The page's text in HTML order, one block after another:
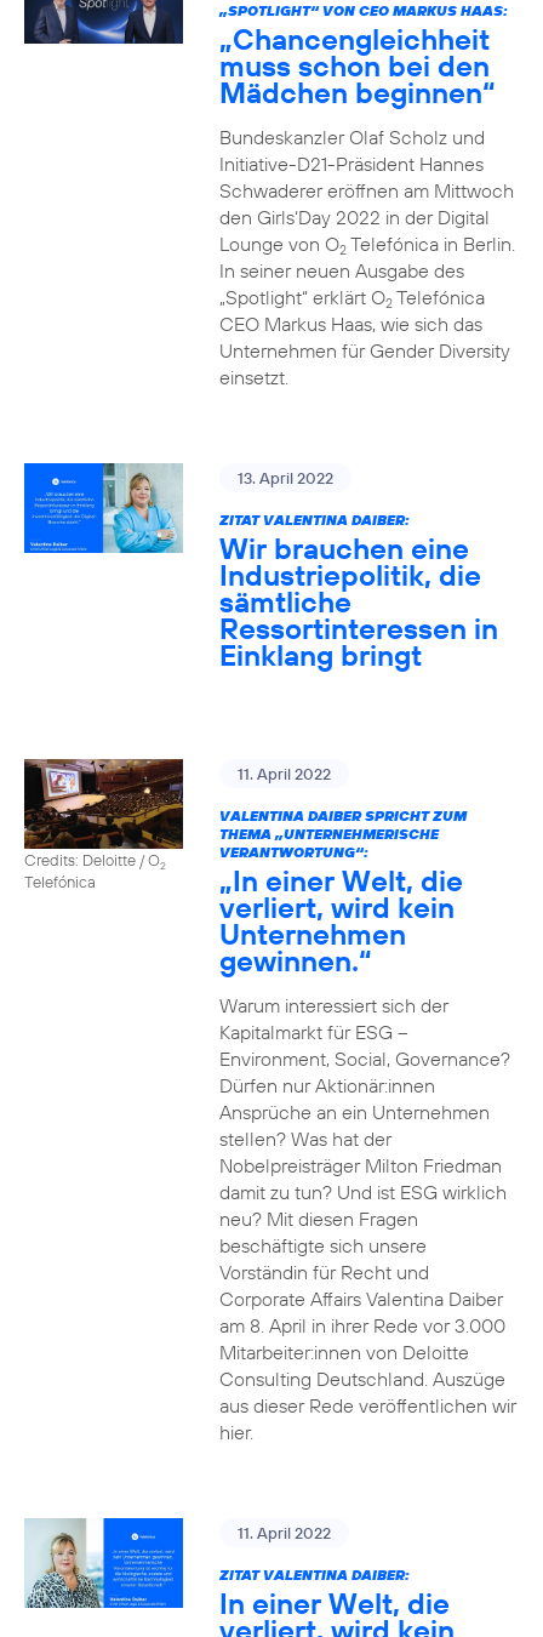
„SPOTLIGHT“ VON CEO MARKUS HAAS:
„Chancengleichheit
muss schon bei den
Mädchen beginnen“
Bundeskanzler Olaf Scholz und
Initiative-D21-Präsident Hannes
Schwaderer eröffnen am Mittwoch
den Girls‘Day 2022 in der Digital
Lounge von O2Telefónica in Berlin.
In seiner neuen Ausgabe des
„Spotlight“ erklärt O2Telefónica
CEO Markus Haas, wie sich das
Unternehmen für Gender Diversity
einsetzt.
13. April 2022
ZITAT VALENTINA DAIBER:
Wir brauchen eine
Industriepolitik, die
sämtliche
Ressortinteressen in
Einklang bringt
Credits: Deloitte / O2
Telefónica
11. April 2022
VALENTINA DAIBER SPRICHT ZUM
THEMA „UNTERNEHMERISCHE
VERANTWORTUNG“:
„In einer Welt, die
verliert, wird kein
Unternehmen
gewinnen.“
Warum interessiert sich der
Kapitalmarkt für ESG –
Environment, Social, Governance?
Dürfen nur Aktionär:innen
Ansprüche an ein Unternehmen
stellen? Was hat der
Nobelpreisträger Milton Friedman
damit zu tun? Und ist ESG wirklich
neu? Mit diesen Fragen
beschäftigte sich unsere
Vorständin für Recht und
Corporate Affairs Valentina Daiber
am 8. April in ihrer Rede vor 3.000
Mitarbeiter:innen von Deloitte
Consulting Deutschland. Auszüge
aus dieser Rede veröffentlichen wir
hier.
11. April 2022
ZITAT VALENTINA DAIBER:
In einer Welt, die
verliert, wird kein